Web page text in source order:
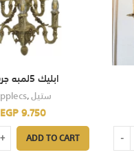
ابليك 5لمبه جريده
,ستيل
EGP9.750
ADD TO CART